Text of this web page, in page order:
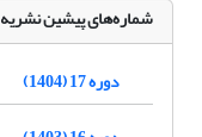
شماره‌های پیشین نشریه
دوره 17 (1404)